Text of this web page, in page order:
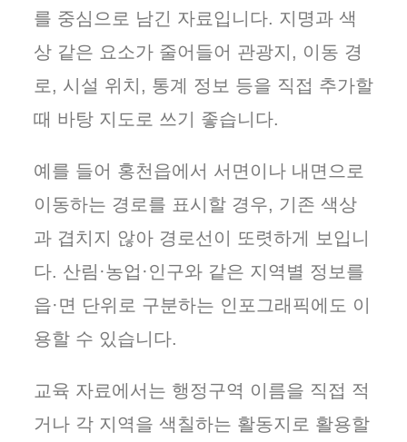
를 중심으로 남긴 자료입니다. 지명과 색
상 같은 요소가 줄어들어 관광지, 이동 경
로, 시설 위치, 통계 정보 등을 직접 추가할
때 바탕 지도로 쓰기 좋습니다.
예를 들어 홍천읍에서 서면이나 내면으로
이동하는 경로를 표시할 경우, 기존 색상
과 겹치지 않아 경로선이 또렷하게 보입니
다. 산림·농업·인구와 같은 지역별 정보를
읍·면 단위로 구분하는 인포그래픽에도 이
용할 수 있습니다.
교육 자료에서는 행정구역 이름을 직접 적
거나 각 지역을 색칠하는 활동지로 활용할